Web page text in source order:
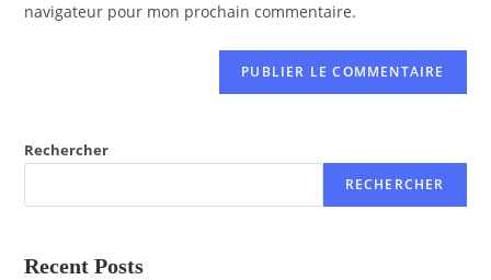
navigateur pour mon prochain commentaire.
n
v
Rechercher
RECHERCHER
Recent Posts